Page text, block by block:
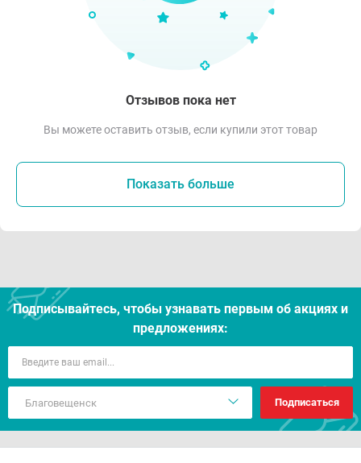
Отзывов пока нет
Вы можете оставить отзыв, если купили этот товар
Показать больше
Подписывайтесь, чтобы узнавать первым об акцияx и
предложениях:
Подписаться